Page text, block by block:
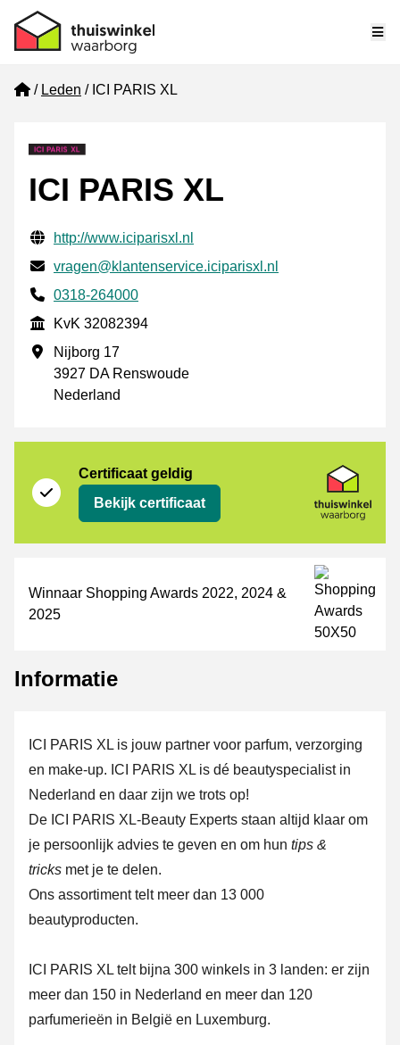
Home
Leden ICI PARIS XL
ICI PARIS XL
Gecontroleerde contactgegevens
Website URL
http://www.iciparisxl.nl
E-mail
vragen@klantenservice.iciparisxl.nl
Telefoonnummer
0318-264000
KvK
KvK 32082394
Vestigingsadres
Nijborg 17
3927 DA Renswoude
Nederland
Certificaat geldig
Bekijk certificaat
Winnaar Shopping Awards 2022, 2024 &
2025
Informatie
ICI PARIS XL is jouw partner voor parfum, verzorging
en make-up. ICI PARIS XL is dé beautyspecialist in
Nederland en daar zijn we trots op!
De ICI PARIS XL-Beauty Experts staan altijd klaar om
je persoonlijk advies te geven en om hun tips &
tricks met je te delen.
Ons assortiment telt meer dan 13 000
beautyproducten.
ICI PARIS XL telt bijna 300 winkels in 3 landen: er zijn
meer dan 150 in Nederland en meer dan 120
parfumerieën in België en Luxemburg.